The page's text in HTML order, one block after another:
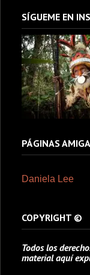
SÍGUEME EN
PÁGINAS
Daniela Lee
COPYRIGHT ©
Todos los
material aquí